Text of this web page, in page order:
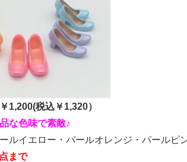
税込￥1,320）
な色味で素敵♪
ルイエロー・パールオレンジ・パールピ
まで